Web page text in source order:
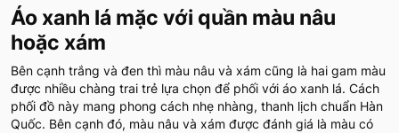
Áo xanh lá mặc với quần màu nâu
hoặc xám
Bên cạnh trắng và đen thì màu nâu và xám cũng là hai gam màu
được nhiều chàng trai trẻ lựa chọn để phối với áo xanh lá. Cách
phối đồ này mang phong cách nhẹ nhàng, thanh lịch chuẩn Hàn
Quốc. Bên cạnh đó, màu nâu và xám được đánh giá là màu có